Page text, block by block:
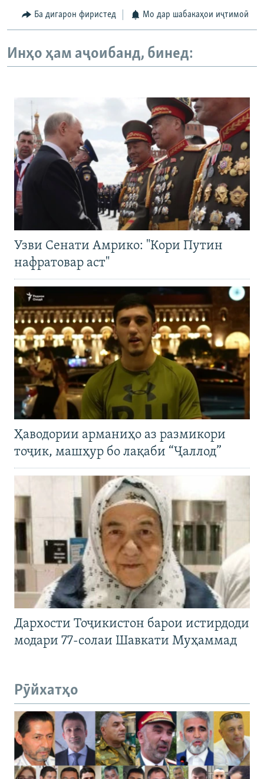
Ба дигарон фиристед Мо дар шабакаҳои иҷтимоӣ
Инҳо ҳам аҷоибанд, бинед:
Узви Сенати Амрико: "Кори Путин
нафратовар аст"
Ҳаводории арманиҳо аз размикори
тоҷик, машҳур бо лақаби “Ҷаллод”
Дархости Тоҷикистон барои истирдоди
модари 77-солаи Шавкати Муҳаммад
Рӯйхатҳо